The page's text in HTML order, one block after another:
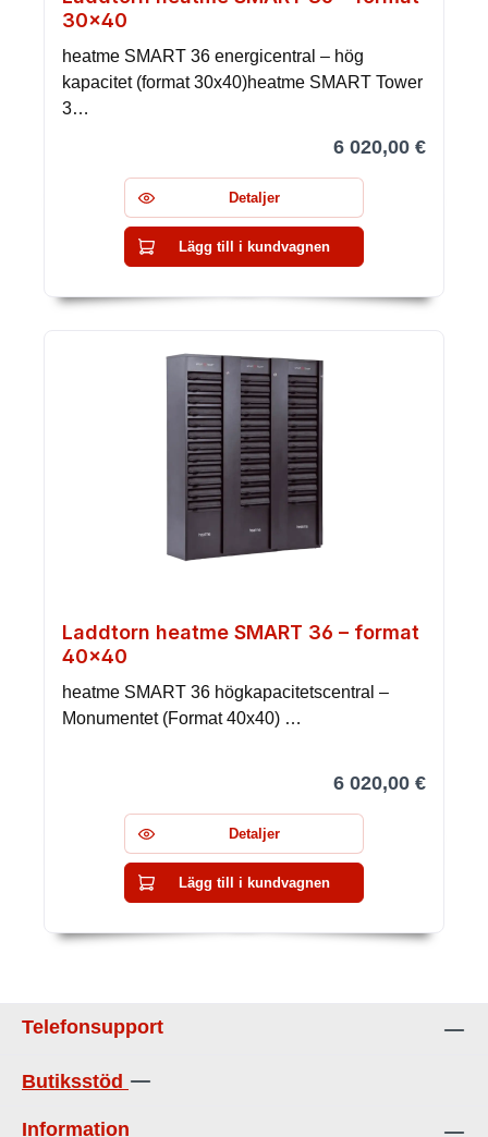
30×40
heatme SMART 36 energicentral – hög
kapacitet (format 30x40)heatme SMART Tower
3…
6 020,00 €
Detaljer
Lägg till i kundvagnen
Laddtorn heatme SMART 36 – format
40×40
heatme SMART 36 högkapacitetscentral –
Monumentet (Format 40x40) …
6 020,00 €
Detaljer
Lägg till i kundvagnen
Telefonsupport
Butiksstöd
Information